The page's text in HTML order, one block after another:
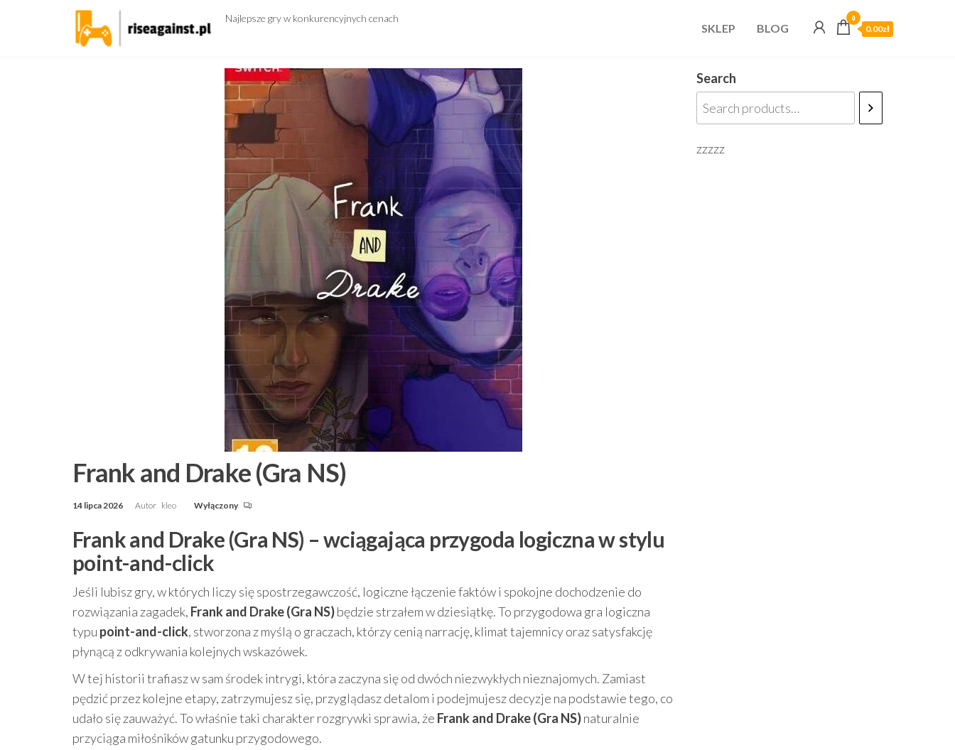
Najlepsze gry w konkurencyjnych cenach
SKLEP BLOG
0
0.00zł
Frank and Drake (Gra NS)
14 lipca 2026 Autor kleo Wyłączony
Frank and Drake (Gra NS) – wciągająca przygoda logiczna w stylu
point-and-click
Jeśli lubisz gry, w których liczy się spostrzegawczość, logiczne łączenie faktów i spokojne dochodzenie do
rozwiązania zagadek, Frank and Drake (Gra NS)będzie strzałem w dziesiątkę. To przygodowa gra logiczna
typu point-and-click, stworzona z myślą o graczach, którzy cenią narrację, klimat tajemnicy oraz satysfakcję
płynącą z odkrywania kolejnych wskazówek.
W tej historii trafiasz w sam środek intrygi, która zaczyna się od dwóch niezwykłych nieznajomych. Zamiast
pędzić przez kolejne etapy, zatrzymujesz się, przyglądasz detalom i podejmujesz decyzje na podstawie tego, co
udało się zauważyć. To właśnie taki charakter rozgrywki sprawia, że Frank and Drake (Gra NS)naturalnie
przyciąga miłośników gatunku przygodowego.
Search
zzzzz